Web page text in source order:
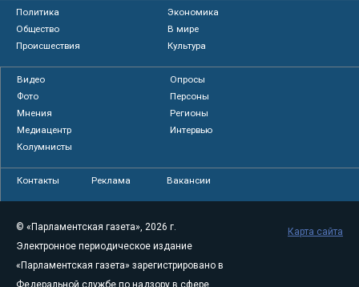
Политика
Экономика
Общество
В мире
Происшествия
Культура
Видео
Опросы
Фото
Персоны
Мнения
Регионы
Медиацентр
Интервью
Колумнисты
Контакты Реклама Вакансии
© «Парламентская газета», 2026 г.
Электронное периодическое издание
«Парламентская газета» зарегистрировано в
Карта сайта